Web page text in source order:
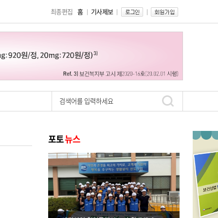
홈 기사제보
최종편집